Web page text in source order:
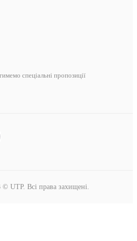
спеціальні пропозиції
UTP. Всі права захищені.